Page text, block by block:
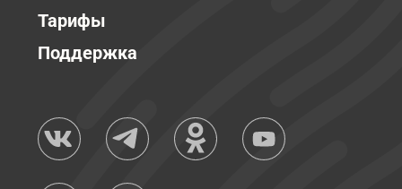
Тарифы
Поддержка